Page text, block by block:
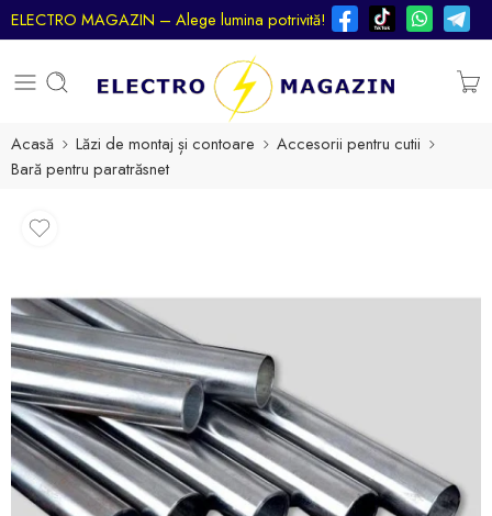
ELECTRO MAGAZIN – Alege lumina potrivită!
Acasă Lăzi de montaj și contoare
Accesorii pentru cutii
Bară pentru paratrăsnet